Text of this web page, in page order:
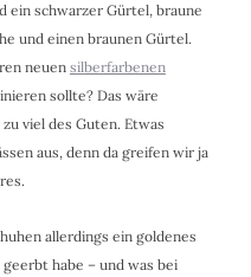
ein schwarzer Gürtel, braune
und einen braunen Gürtel.
neuen silberfarbenen
sollte? Das wäre
viel des Guten. Etwas
aus, denn da greifen wir ja
allerdings ein goldenes
habe – und was bei